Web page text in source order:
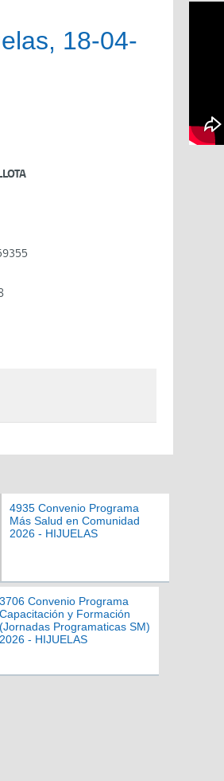
18-04-
4935 Convenio Programa
Más Salud en Comunidad
2026 - HIJUELAS
3706 Convenio Programa
Capacitación y Formación
(Jornadas Programaticas SM)
2026 - HIJUELAS